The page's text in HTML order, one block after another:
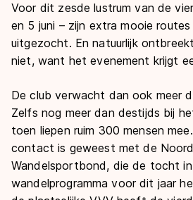
Voor dit zesde lustrum van de
en 5 juni – zijn extra mooie
uitgezocht. En natuurlijk
niet, want het evenement krijgt
De club verwacht dan ook meer
Zelfs nog meer dan destijds bij
toen liepen ruim 300 mensen
contact is geweest met de
Wandelsportbond, die de tocht
wandelprogramma voor dit jaar